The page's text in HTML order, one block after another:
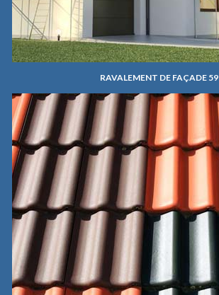
RAVALEMENT DE FAÇADE 59